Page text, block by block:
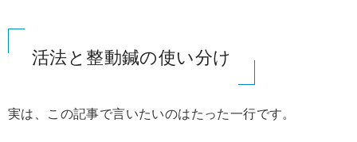
活法と整動鍼の使い分け
実は、この記事で言いたいのはたった一行です。